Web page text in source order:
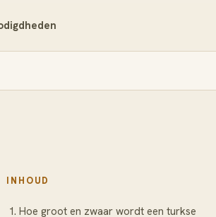
INHOUD
Hoe groot en zwaar wordt een turkse